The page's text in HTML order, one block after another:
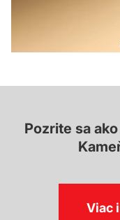
Pozrite sa
Viac